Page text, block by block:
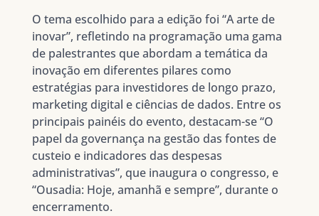
O tema escolhido para a edição foi “A arte de
inovar”, refletindo na programação uma gama
de palestrantes que abordam a temática da
inovação em diferentes pilares como
estratégias para investidores de longo prazo,
marketing digital e ciências de dados. Entre os
principais painéis do evento, destacam-se “O
papel da governança na gestão das fontes de
custeio e indicadores das despesas
administrativas”, que inaugura o congresso, e
“Ousadia: Hoje, amanhã e sempre”, durante o
encerramento.